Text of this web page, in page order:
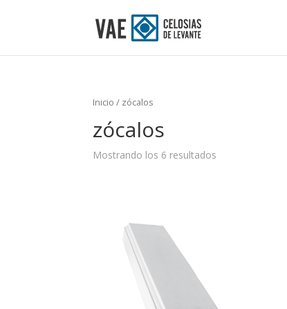
Inicio / zócalos
zócalos
Mostrando los 6 resultados